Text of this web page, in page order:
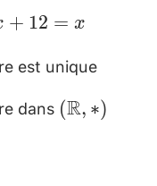
+ 12 = x
est unique
dans (R, ∗)